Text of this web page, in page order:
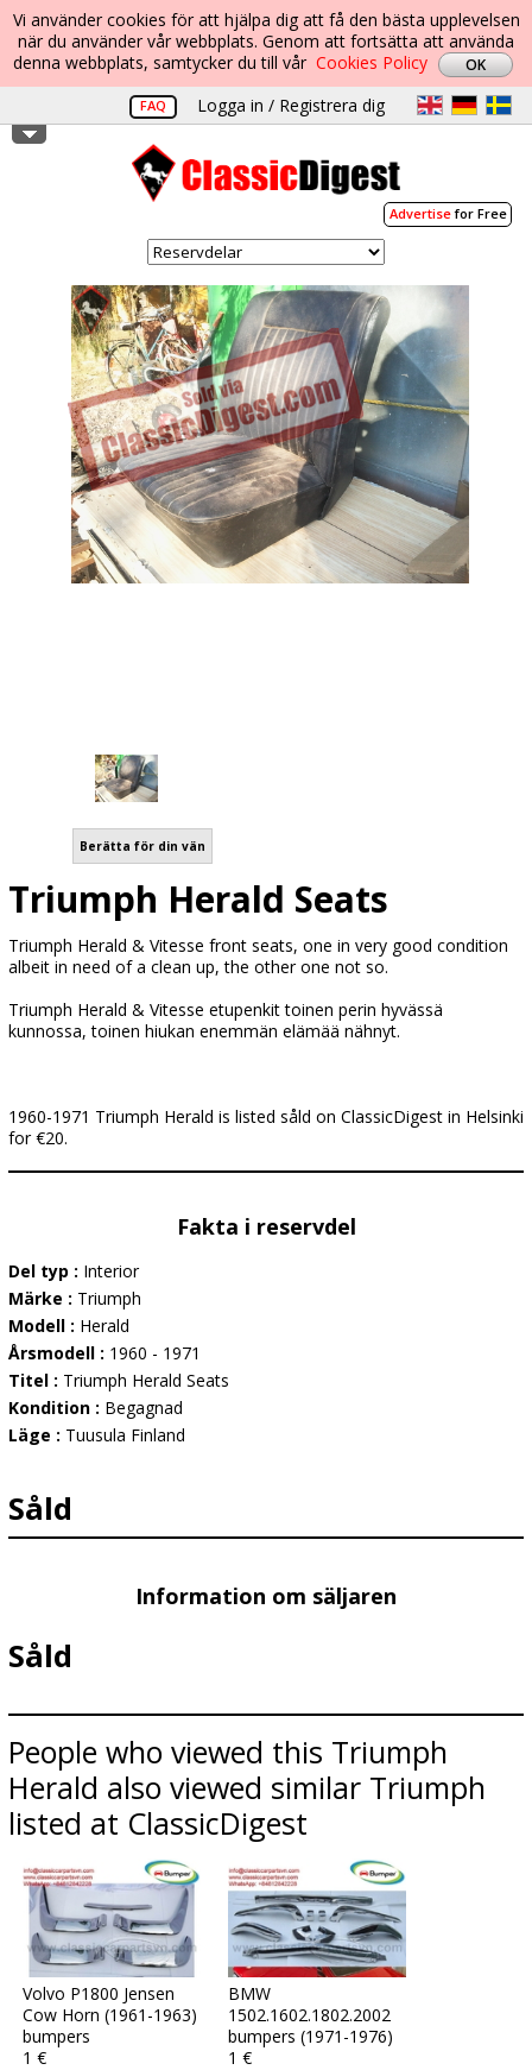
Vi använder cookies för att hjälpa dig att få den bästa upplevelsen
när du använder vår webbplats. Genom att fortsätta att använda
denna webbplats, samtycker du till vår Cookies Policy
FAQ Logga in / Registrera dig
Advertisefor Free
Berätta för din vän
Triumph Herald Seats
Triumph Herald & Vitesse front seats, one in very good condition
albeit in need of a clean up, the other one not so.
Triumph Herald & Vitesse etupenkit toinen perin hyvässä
kunnossa, toinen hiukan enemmän elämää nähnyt.
1960-1971 Triumph Herald is listed såld on ClassicDigest in Helsinki
for €20.
Fakta i reservdel
Del typ : Interior
Märke : Triumph
Modell : Herald
Årsmodell : 1960 - 1971
Titel : Triumph Herald Seats
Kondition : Begagnad
Läge : Tuusula Finland
Såld
Information om säljaren
Såld
People who viewed this Triumph
Herald also viewed similar Triumph
listed at ClassicDigest
Volvo P1800 Jensen
Cow Horn (1961-1963)
bumpers
1 €
BMW
1502.1602.1802.2002
bumpers (1971-1976)
1 €